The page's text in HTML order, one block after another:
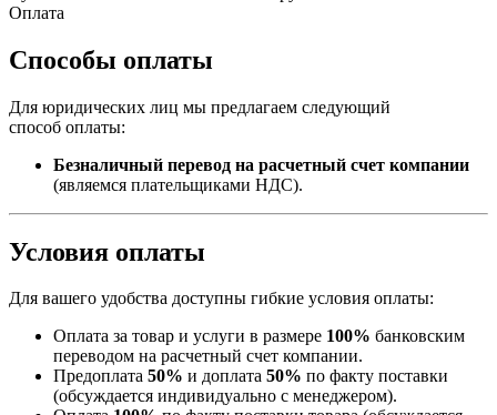
Оплата
Способы оплаты
Для юридических лиц мы предлагаем следующий
способ оплаты:
Безналичный перевод на расчетный счет компании
(являемся плательщиками НДС).
Условия оплаты
Для вашего удобства доступны гибкие условия оплаты:
Оплата за товар и услуги в размере 100% банковским
переводом на расчетный счет компании.
Предоплата 50% и доплата 50% по факту поставки
(обсуждается индивидуально с менеджером).